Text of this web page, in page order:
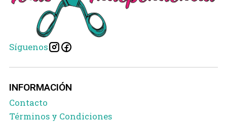
Síguenos
INFORMACIÓN
Contacto
Términos y Condiciones